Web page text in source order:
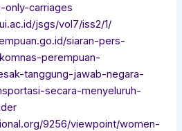
only-carriages
jsgs/vol7/iss2/1/
siaran-pers-
perempuan-
tanggung-jawab-negara-
secara-menyeluruh-
9256/viewpoint/women-